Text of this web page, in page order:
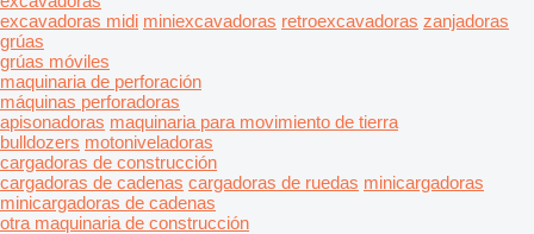
excavadoras midi miniexcavadoras retroexcavadoras zanjadoras
grúas
grúas móviles
maquinaria de perforación
máquinas perforadoras
apisonadoras maquinaria para movimiento de tierra
bulldozers motoniveladoras
cargadoras de construcción
cargadoras de cadenas cargadoras de ruedas minicargadoras
minicargadoras de cadenas
otra maquinaria de construcción